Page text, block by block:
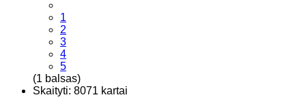
1
2
3
4
5
(1 balsas)
Skaityti: 8071 kartai